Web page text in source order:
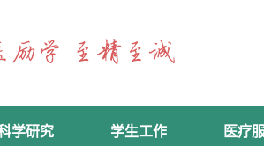
学研究 学生工作 医疗